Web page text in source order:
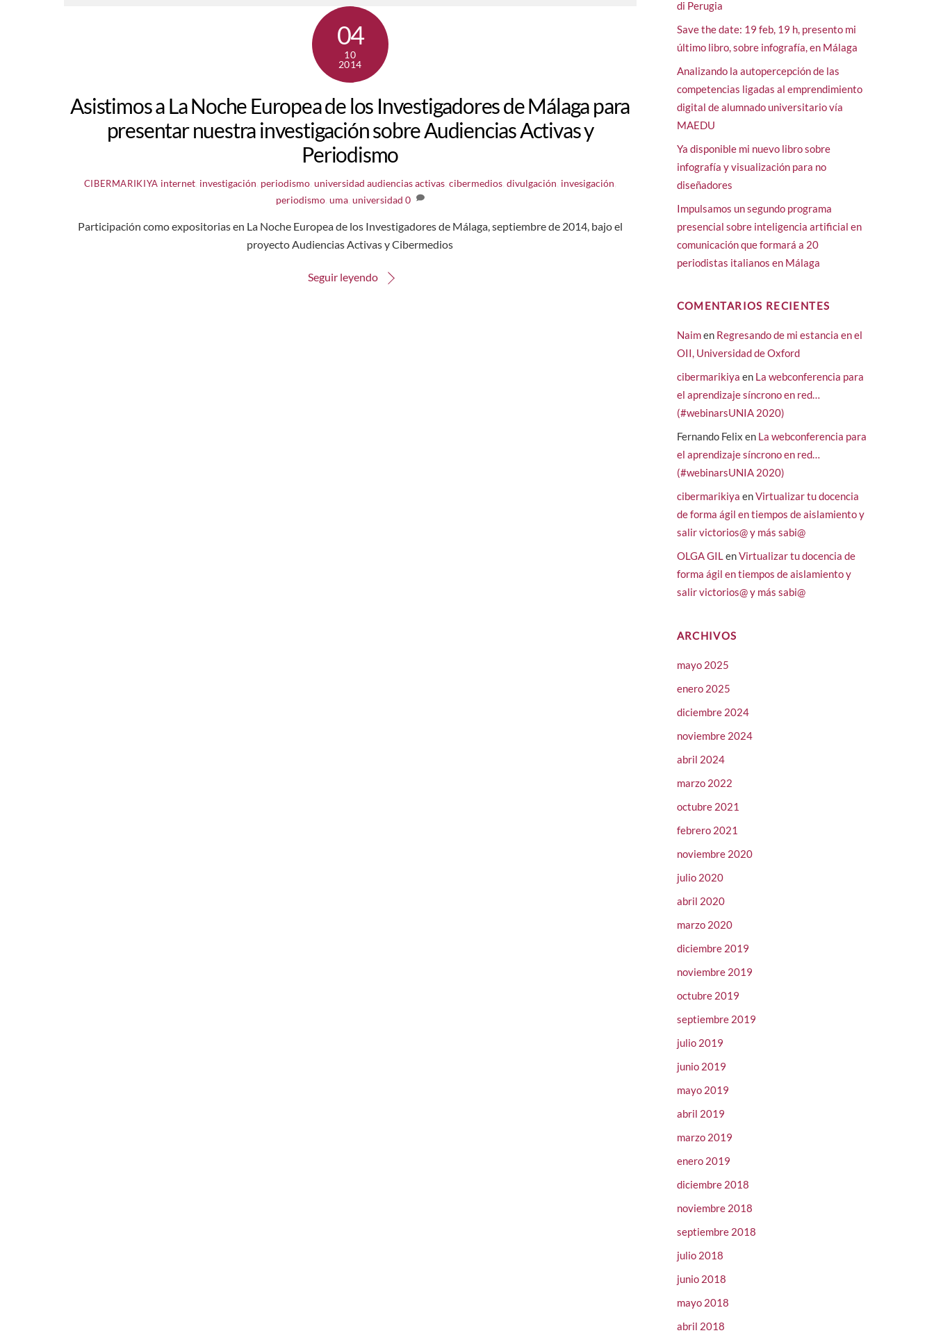
04
10
2014
Asistimos a La Noche Europea de los Investigadores de Málaga para
presentar nuestra investigación sobre Audiencias Activas y
Periodismo
CIBERMARIKIYA internet investigación periodismo ,universidad audiencias activas ,cibermedios ,divulgación invesigación
periodismo ,uma ,universidad 0
Participación como expositorias en La Noche Europea de los Investigadores de Málaga, septiembre de 2014, bajo el
proyecto Audiencias Activas y Cibermedios
Seguir leyendo
di Perugia
Save the date: 19 feb, 19 h, presento mi
último libro, sobre infografía, en Málaga
Analizando la autopercepción de las
competencias ligadas al emprendimiento
digital de alumnado universitario vía
MAEDU
Ya disponible mi nuevo libro sobre
infografía y visualización para no
diseñadores
Impulsamos un segundo programa
presencial sobre inteligencia artificial en
comunicación que formará a 20
periodistas italianos en Málaga
COMENTARIOS RECIENTES
Naimen Regresando de mi estancia en el
OII, Universidad de Oxford
cibermarikiya en La webconferencia para
el aprendizaje síncrono en red…
(#webinarsUNIA 2020)
Fernando Felix en La webconferencia para
el aprendizaje síncrono en red…
(#webinarsUNIA 2020)
cibermarikiya enVirtualizar tu docencia
de forma ágil en tiempos de aislamiento y
salir victorios@ y más sabi@
OLGA GILenVirtualizar tu docencia de
forma ágil en tiempos de aislamiento y
salir victorios@ y más sabi@
ARCHIVOS
mayo 2025
enero 2025
diciembre 2024
noviembre 2024
abril 2024
marzo 2022
octubre 2021
febrero 2021
noviembre 2020
julio 2020
abril 2020
marzo 2020
diciembre 2019
noviembre 2019
octubre 2019
septiembre 2019
julio 2019
junio 2019
mayo 2019
abril 2019
marzo 2019
enero 2019
diciembre 2018
noviembre 2018
septiembre 2018
julio 2018
junio 2018
mayo 2018
abril 2018